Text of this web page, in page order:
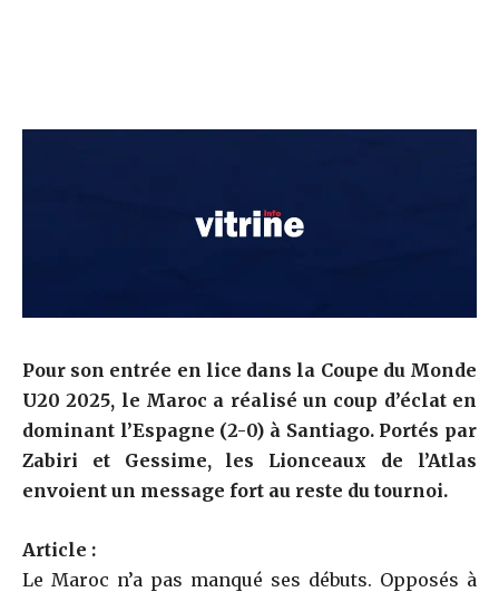
Pour son entrée en lice dans la Coupe du Monde
U20 2025, le Maroc a réalisé un coup d’éclat en
dominant l’Espagne (2-0) à Santiago. Portés par
Zabiri et Gessime, les Lionceaux de l’Atlas
envoient un message fort au reste du tournoi.
Article :
Le Maroc n’a pas manqué ses débuts. Opposés à